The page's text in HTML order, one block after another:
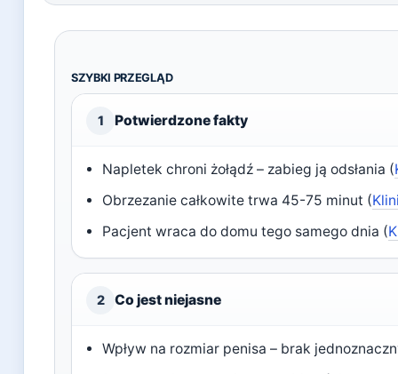
SZYBKI PRZEGLĄD
1 Potwierdzone fakty
Napletek chroni żołądź – zabieg ją odsłania (
Obrzezanie całkowite trwa 45-75 minut (
Pacjent wraca do domu tego samego dnia (
2 Co jest niejasne
Wpływ na rozmiar penisa – brak